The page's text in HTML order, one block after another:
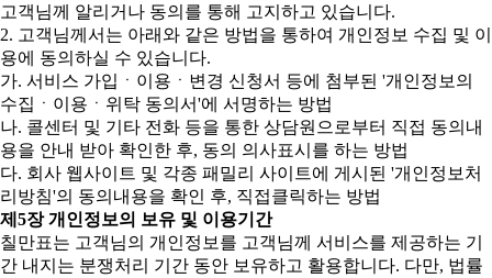
고객님께 알리거나 동의를 통해 고지하고 있습니다.
2. 고객님께서는 아래와 같은 방법을 통하여 개인정보 수집 및 이
용에 동의하실 수 있습니다.
가. 서비스 가입ㆍ이용ㆍ변경 신청서 등에 첨부된 '개인정보의
수집ㆍ이용ㆍ위탁 동의서'에 서명하는 방법
나. 콜센터 및 기타 전화 등을 통한 상담원으로부터 직접 동의내
용을 안내 받아 확인한 후, 동의 의사표시를 하는 방법
다. 회사 웹사이트 및 각종 패밀리 사이트에 게시된 '개인정보처
리방침'의 동의내용을 확인 후, 직접클릭하는 방법
제5장 개인정보의 보유 및 이용기간
칠만표는 고객님의 개인정보를 고객님께 서비스를 제공하는 기
간 내지는 분쟁처리 기간 동안 보유하고 활용합니다. 다만, 법률